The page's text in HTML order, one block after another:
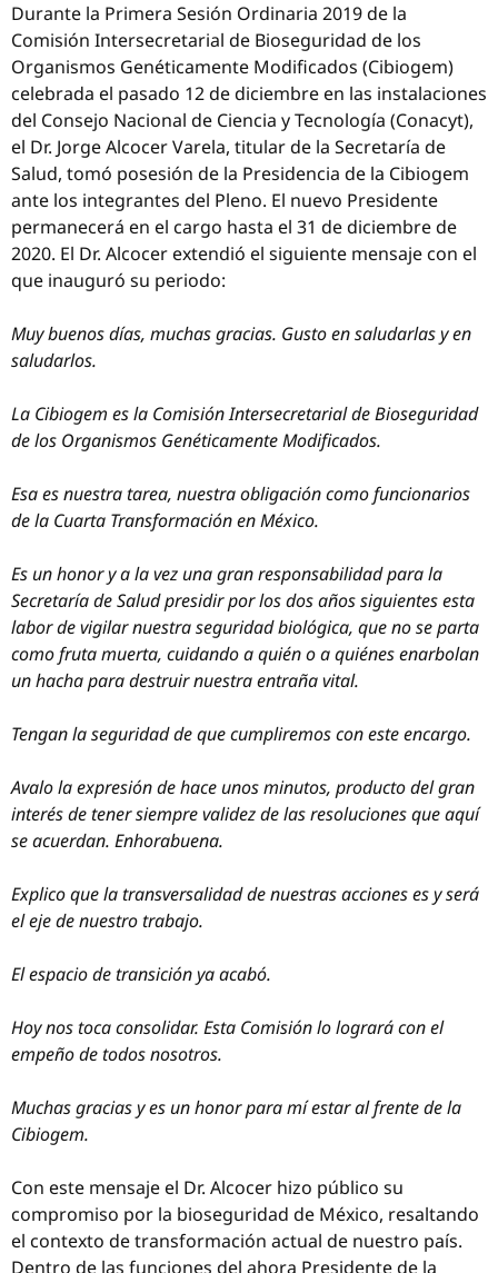
Durante la Primera Sesión Ordinaria 2019 de la
Comisión Intersecretarial de Bioseguridad de los
Organismos Genéticamente Modificados (Cibiogem)
celebrada el pasado 12 de diciembre en las instalaciones
del Consejo Nacional de Ciencia y Tecnología (Conacyt),
el Dr. Jorge Alcocer Varela, titular de la Secretaría de
Salud, tomó posesión de la Presidencia de la Cibiogem
ante los integrantes del Pleno. El nuevo Presidente
permanecerá en el cargo hasta el 31 de diciembre de
2020. El Dr. Alcocer extendió el siguiente mensaje con el
que inauguró su periodo:
Muy buenos días, muchas gracias. Gusto en saludarlas y en
saludarlos.
La Cibiogem es la Comisión Intersecretarial de Bioseguridad
de los Organismos Genéticamente Modificados.
Esa es nuestra tarea, nuestra obligación como funcionarios
de la Cuarta Transformación en México.
Es un honor y a la vez una gran responsabilidad para la
Secretaría de Salud presidir por los dos años siguientes esta
labor de vigilar nuestra seguridad biológica, que no se parta
como fruta muerta, cuidando a quién o a quiénes enarbolan
un hacha para destruir nuestra entraña vital.
Tengan la seguridad de que cumpliremos con este encargo.
Avalo la expresión de hace unos minutos, producto del gran
interés de tener siempre validez de las resoluciones que aquí
se acuerdan. Enhorabuena.
Explico que la transversalidad de nuestras acciones es y será
el eje de nuestro trabajo.
El espacio de transición ya acabó.
Hoy nos toca consolidar. Esta Comisión lo logrará con el
empeño de todos nosotros.
Muchas gracias y es un honor para mí estar al frente de la
Cibiogem.
Con este mensaje el Dr. Alcocer hizo público su
compromiso por la bioseguridad de México, resaltando
el contexto de transformación actual de nuestro país.
Dentro de las funciones del ahora Presidente de la